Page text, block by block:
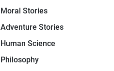
Moral Stories
Adventure Stories
Human Science
Philosophy